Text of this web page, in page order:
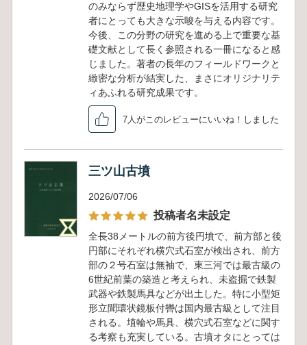
のみならず歴史地理学やGISを活用する研究
者にとっても大きな示唆を与える内容です。
今後、この分野の研究を進める上で重要な基
礎文献として長く参照される一冊になると感
じました。著者の長年のフィールドワークと
緻密な分析が結実した、まさにオリジナリテ
ィあふれる研究成果です。
7人がこのレビューにいいね！しました
三ツ山古墳
2026/07/06
投稿者名未設定
全長38メートルの前方後円墳で、前方部と後
円部にそれぞれ横穴式石室が検出され、前方
部の２号石室は無袖で、東三河では最古級の
6世紀前葉の築造と考えられ、未盗掘で鉄製
武器や鉄製馬具などが出土した。特に小型矩
形立聞環状鏡板付轡は国内最古級として注目
される。埴輪や馬具、横穴式石室などに関す
る考察も充実している。古墳オタにとっては